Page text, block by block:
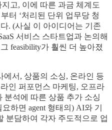
고, 이에 따른 과금 체계도
터 ‘처리된 단위 업무당 청
. (사실 이 아이디어는 기존
서비스 스타트업과 논의해
feasibility가 훨씬 더 높아졌
서, 상품의 소싱, 온라인 등
인 퍼포먼스 마케팅, 오프라
분석에 따른 상품 추가 소싱
하면 agent 형태의) AI와 기
분담하여 각자 주도적으로 업